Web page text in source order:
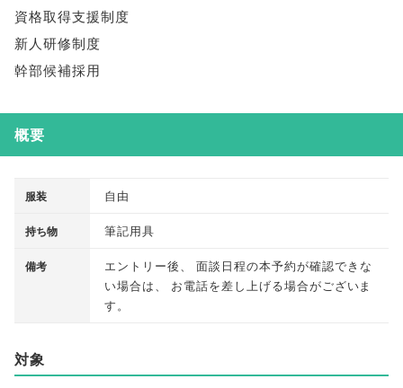
資格取得支援制度
新人研修制度
幹部候補採用
概要
服装 自由
持ち物 筆記用具
備考 エントリー後、
面談日程の本予約が確認できな
い場合は、
お電話を差し上げる場合がございま
す。
対象